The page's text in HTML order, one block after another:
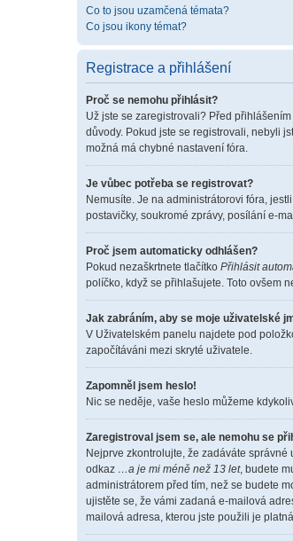
Co to jsou uzamčená témata?
Co jsou ikony témat?
Registrace a přihlášení
Proč se nemohu přihlásit?
Už jste se zaregistrovali? Před
důvody. Pokud jste se registrovali, nebyli
možná má chybné nastavení fóra.
Je vůbec potřeba se registrovat?
Nemusíte. Je na administrátorovi fóra,
postavičky, soukromé zprávy, posílání e-
Proč jsem automaticky odhlášen?
Pokud nezaškrtnete tlačítko Přihlásit
políčko, když se přihlašujete. Toto ovšem
Jak zabráním, aby se moje uživatelské
V Uživatelském panelu najdete pod
započítáváni mezi skryté uživatele.
Zapomněl jsem heslo!
Nic se neděje, vaše heslo můžeme
Zaregistroval jsem se, ale nemohu se
Nejprve zkontrolujte, že zadáváte
odkaz …a je mi méně než 13 let, budete
administrátorem před tím, než se budete
ujistěte se, že vámi zadaná e-mailová
mailová adresa, kterou jste použili je